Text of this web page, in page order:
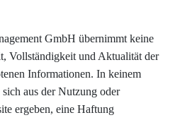
GmbH übernimmt keine
Vollständigkeit und Aktualität der
Informationen. In keinem
aus der Nutzung oder
ergeben, eine Haftung